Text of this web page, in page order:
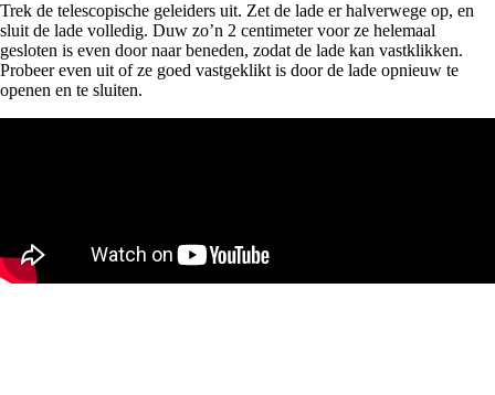
Trek de telescopische geleiders uit. Zet de lade er halverwege op, en
sluit de lade volledig. Duw zo’n 2 centimeter voor ze helemaal
gesloten is even door naar beneden, zodat de lade kan vastklikken.
Probeer even uit of ze goed vastgeklikt is door de lade opnieuw te
openen en te sluiten.